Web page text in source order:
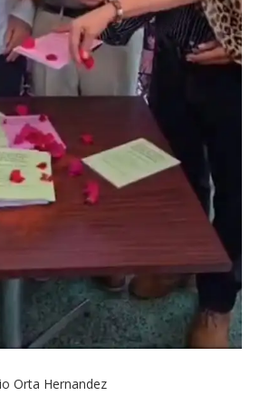
Orta Hernandez